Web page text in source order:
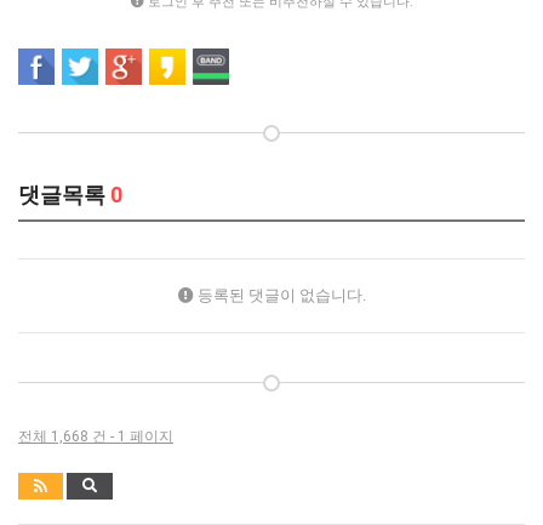
댓글목록 0
등록된 댓글이 없습니다.
전체 1,668 건 - 1 페이지